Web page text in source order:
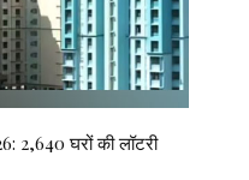
घरों की लॉटरी